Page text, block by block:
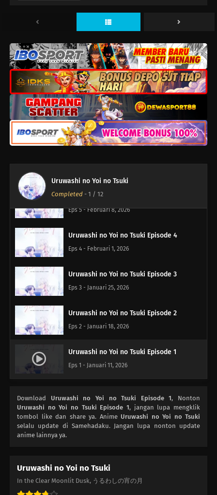
Uruwashi no Yoi no Tsuki
Completed - 1 / 12
Eps 9 - Maret 8, 2026
Uruwashi no Yoi no Tsuki Episode 8
Eps 8 - Maret 1, 2026
Uruwashi no Yoi no Tsuki Episode 7
Eps 7 - Februari 22, 2026
Uruwashi no Yoi no Tsuki Episode 5
Eps 5 - Februari 8, 2026
Uruwashi no Yoi no Tsuki Episode 4
Eps 4 - Februari 1, 2026
Uruwashi no Yoi no Tsuki Episode 3
Eps 3 - Januari 25, 2026
Uruwashi no Yoi no Tsuki Episode 2
Eps 2 - Januari 18, 2026
Uruwashi no Yoi no Tsuki Episode 1
Eps 1 - Januari 11, 2026
Download Uruwashi no Yoi no Tsuki Episode 1, Nonton
Uruwashi no Yoi no Tsuki Episode 1, jangan lupa mengklik
tombol like dan share ya. Anime Uruwashi no Yoi no Tsuki
selalu update di Samehadaku. Jangan lupa nonton update
anime lainnya ya.
Uruwashi no Yoi no Tsuki
In the Clear Moonlit Dusk, うるわしの宵の月